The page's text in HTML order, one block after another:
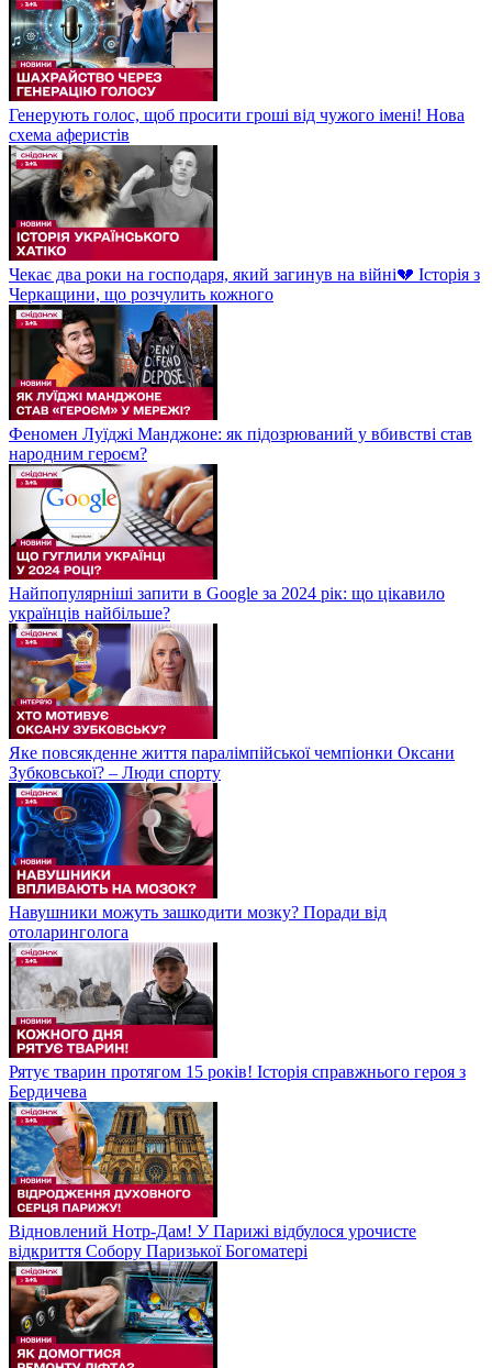
Генерують голос, щоб просити гроші від чужого імені! Нова
схема аферистів
Чекає два роки на господаря, який загинув на війні💔 Історія з
Черкащини, що розчулить кожного
Феномен Луїджі Манджоне: як підозрюваний у вбивстві став
народним героєм?
Найпопулярніші запити в Google за 2024 рік: що цікавило
українців найбільше?
Яке повсякденне життя паралімпійської чемпіонки Оксани
Зубковської? – Люди спорту
Навушники можуть зашкодити мозку? Поради від
отоларинголога
Рятує тварин протягом 15 років! Історія справжнього героя з
Бердичева
Відновлений Нотр-Дам! У Парижі відбулося урочисте
відкриття Собору Паризької Богоматері